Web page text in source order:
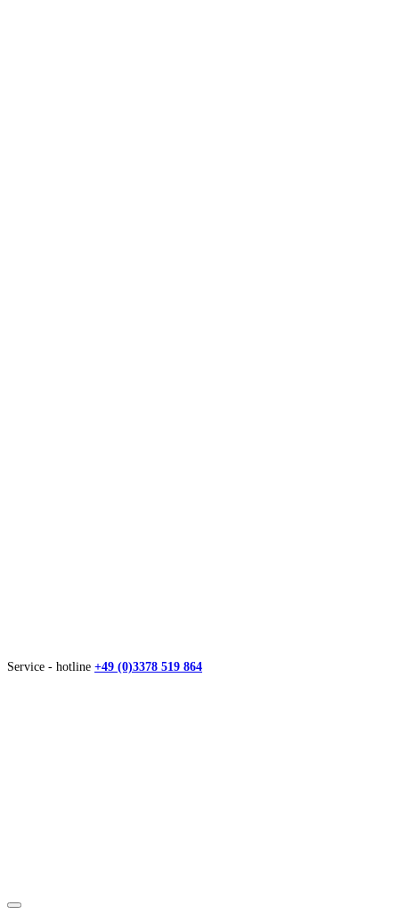
Service - hotline +49 (0)3378 519 864